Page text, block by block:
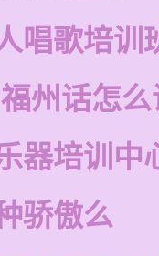
唱歌培训
州话怎
器培训中
骄傲么